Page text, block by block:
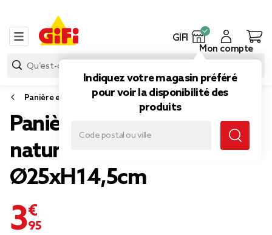
GIFI
Indiquez votre magasin préféré
pour voir la disponibilité des
produits
Mon compte
Panière et boîte de rangement
Panière ronde en osier
naturel tressé
Ø25xH14,5cm
3,95 €